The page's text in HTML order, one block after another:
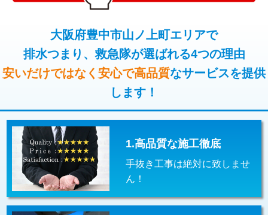
コンクリート斫り（厚さ10㎝超え） 38,500円
モルタル補修（厚さ10㎝まで） 27,500円
モルタル補修（厚さ10㎝超え） 38,500円
追加人工 16,500円
止水・漏水調査・防水処理・清掃・修
理・調整・分解・加工など（軽作業）
11,000円
止水・漏水調査・防水処理・清掃・修
理・調整・分解・加工など（中作業）
22,000円
止水・漏水調査・防水処理・清掃・修
理・調整・分解・加工など（重作業）
33,000円
その他部品の脱着 8,800円～
交換・取付（タンク） 22,000円+材料費
交換・取付(単水栓（壁付・デッキ
式）)
13,200円+材料費
大阪府豊中市山ノ上町エリアで
排水つまり、救急隊が選ばれる4つの理由
安いだけではなく安心で高品質なサービスを提供
します！
1.高品質な施工徹底
手抜き工事は絶対に致しませ
ん！